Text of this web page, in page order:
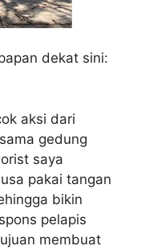
dekat sini:
aksi dari
gedung
saya
pakai tangan
bikin
pelapis
membuat